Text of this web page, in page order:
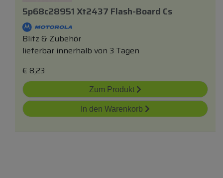
5p68c28951 Xt2437 Flash-Board Cs
Blitz & Zubehör
lieferbar innerhalb von 3 Tagen
€ 8,23
Zum Produkt
In den Warenkorb